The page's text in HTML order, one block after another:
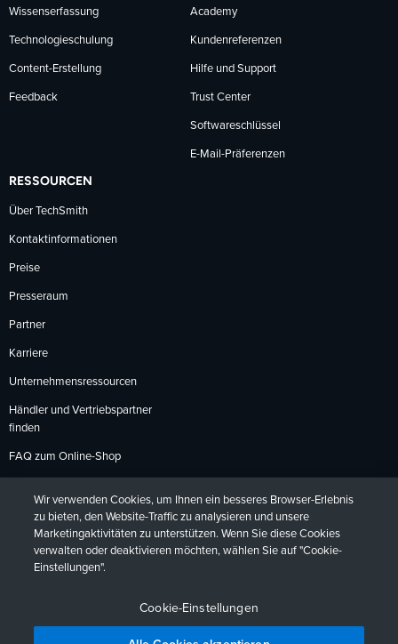
Wissenserfassung
Technologieschulung
Content-Erstellung
Feedback
Academy
Kundenreferenzen
Hilfe und Support
Trust Center
Softwareschlüssel
E-Mail-Präferenzen
RESSOURCEN
Über TechSmith
Kontaktinformationen
Preise
Presseraum
Partner
Karriere
Unternehmensressourcen
Händler und Vertriebspartner
finden
FAQ zum Online-Shop
Rückgabebedingungen
DeutschFrançaisEspañol日本語
Wir verwenden Cookies, um Ihnen ein besseres Browser-Erlebnis
zu bieten, den Website-Traffic zu analysieren und unsere
Marketingaktivitäten zu unterstützen. Wenn Sie diese Cookies
verwalten oder deaktivieren möchten, wählen Sie auf "Cookie-
Einstellungen".
Cookie-Einstellungen